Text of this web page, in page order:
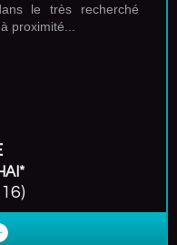
le très recherché
, à proximité...